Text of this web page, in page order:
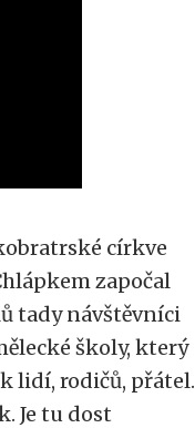
církve
započal
tady návštěvníci
školy, který
lidí, rodičů, přátel.
Je tu dost